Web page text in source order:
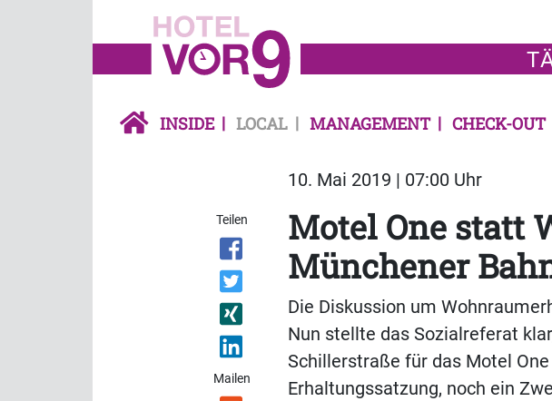
INSIDE LOCAL MANAGEMENT CHECK-OUT
10. Mai 2019 | 07:00 Uhr
Teilen
Mailen
Motel One statt
Münchener
Die Diskussion um
Nun stellte das Sozialreferat
Schillerstraße für das Motel
Erhaltungssatzung, noch ein